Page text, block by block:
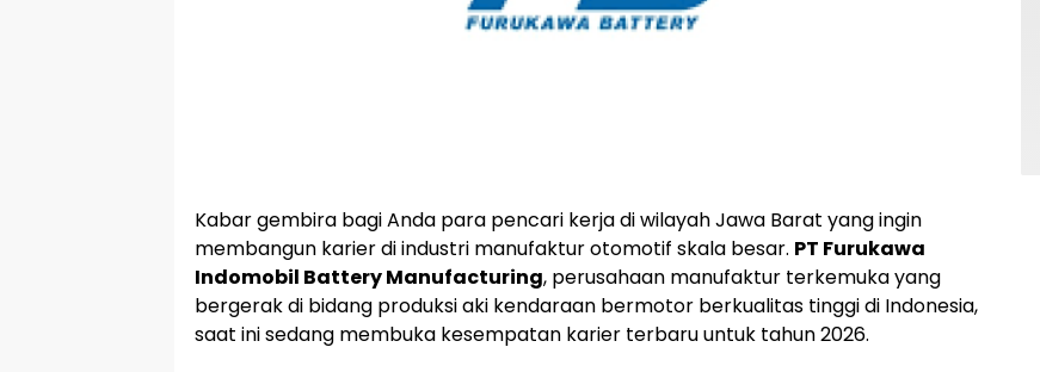
Kabar gembira bagi Anda para pencari kerja di wilayah Jawa Barat yang ingin
membangun karier di industri manufaktur otomotif skala besar. PT Furukawa
Indomobil Battery Manufacturing, perusahaan manufaktur terkemuka yang
bergerak di bidang produksi aki kendaraan bermotor berkualitas tinggi di Indonesia,
saat ini sedang membuka kesempatan karier terbaru untuk tahun 2026.